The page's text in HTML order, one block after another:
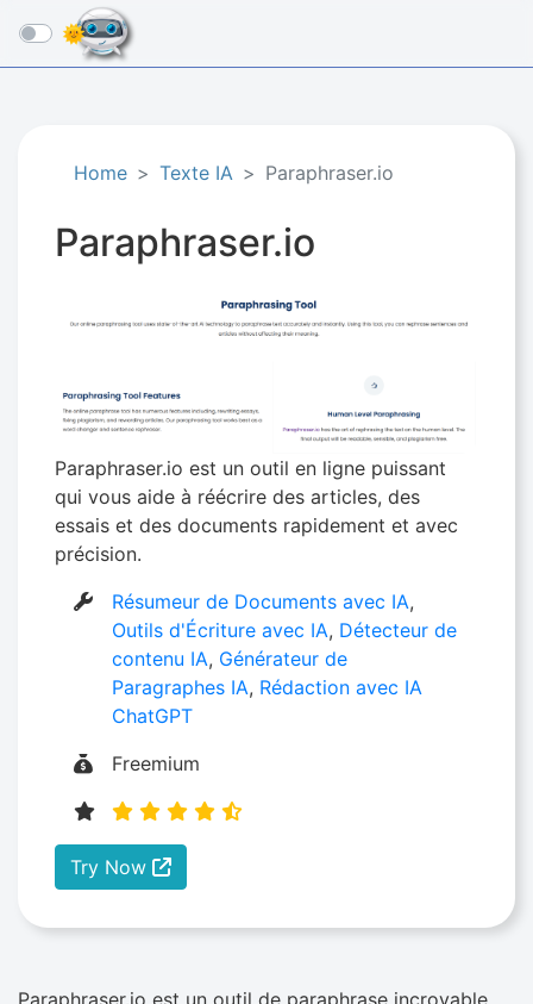
☰
Home Texte IA Paraphraser.io
Paraphraser.io
Paraphraser.io est un outil en ligne puissant
qui vous aide à réécrire des articles, des
essais et des documents rapidement et avec
précision.
Résumeur de Documents avec IA,
Outils d'Écriture avec IA, Détecteur de
contenu IA, Générateur de
Paragraphes IA, Rédaction avec IA
ChatGPT
Freemium
Try Now